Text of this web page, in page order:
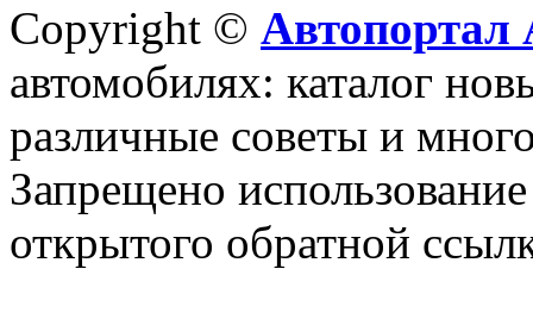
Copyright © Автопортал
автомобилях: каталог
различные советы и
Запрещено
открытого обратной